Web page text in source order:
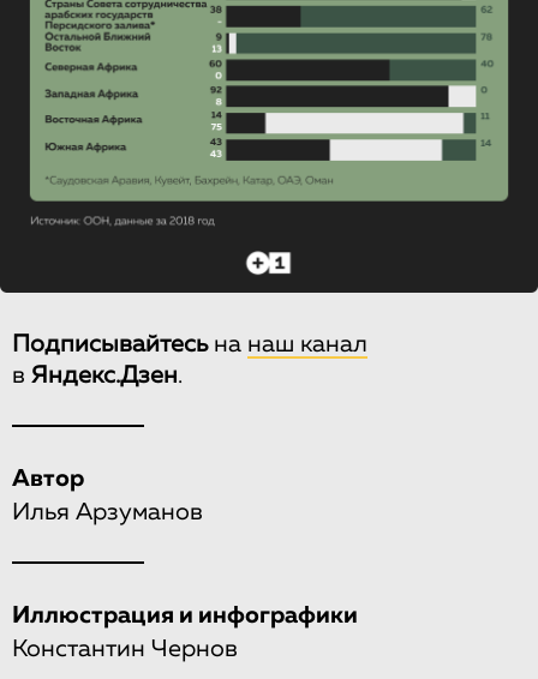
Подписывайтесьна наш канал
в Яндекс.Дзен.
Автор
Илья Арзуманов
Иллюстрация и инфографики
Константин Чернов